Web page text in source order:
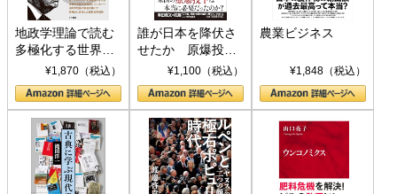
地政学理論で読む
多極化する世界：
トランプとBRICS
の挑戦
¥1,870（税込）
誰が日本を降伏さ
せたか 原爆投
下、ソ連参戦、そ
して聖断 (PHP新
書)
¥1,100（税込）
農業ビジネス
¥1,848（税込）